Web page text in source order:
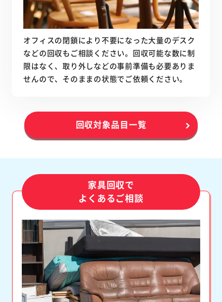
オフィスの閉鎖により不要になった大量のデスク
などの回収もご相談ください。回収可能な数に制
限はなく、取り外しなどの事前準備も必要ありま
せんので、そのままの状態でご依頼ください。
回収対象品目一覧
家具回収で
よくあるご相談